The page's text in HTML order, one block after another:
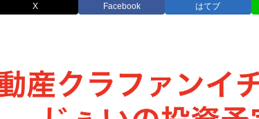
X Facebook はてブ